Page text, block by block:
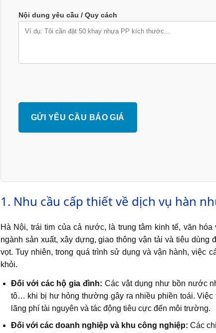
Nội dung yêu cầu / Quy cách
1. Nhu cầu cấp thiết về dịch vụ hàn
Hà Nội, trái tim của cả nước, là trung tâm kinh tế, văn
ngành sản xuất, xây dựng, giao thông vận tải và tiêu
vọt. Tuy nhiên, trong quá trình sử dụng và vận hành, việc
khỏi.
Đối với các hộ gia đình: Các vật dụng như bồn nước
tô… khi bị hư hỏng thường gây ra nhiều phiền toái. Việc
lãng phí tài nguyên và tác động tiêu cực đến môi trường.
Đối với các doanh nghiệp và khu công nghiệp: Các